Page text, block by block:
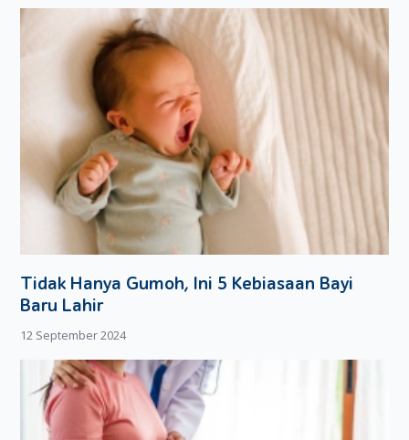
Kesabaran Dads akan sering diuji saat si Kecil mulai
bertingkah dan merasasok
tahu. Meski begitu, jangan
terlalu mengekangnya dan biarkan dia untuk terus
menjelajahi rasa ingin tahunya selama Dads dan Moms
mengawasinya.
Semoga informasi ini dapat membantu Dads!
Tidak Hanya Gumoh, Ini 5 Kebiasaan Bayi
Baru Lahir
12 September 2024